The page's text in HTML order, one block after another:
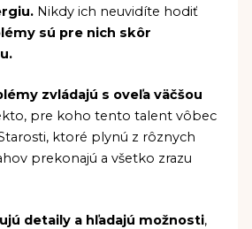
Nikdy ich neuvidíte hodiť
sú pre nich skôr
zvládajú s oveľa väčšou
pre koho tento talent vôbec
ktoré plynú z rôznych
prekonajú a všetko zrazu
detaily a hľadajú možnosti,